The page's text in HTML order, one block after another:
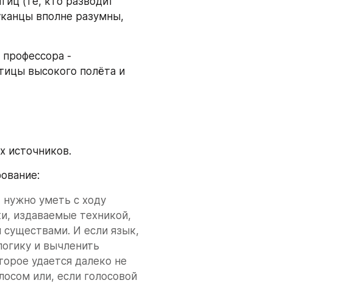
вполне разумны,
-
высокого полёта и
источников.
нужно уметь с ходу
издаваемые техникой,
И если язык,
и вычленить
удается далеко не
или, если голосовой